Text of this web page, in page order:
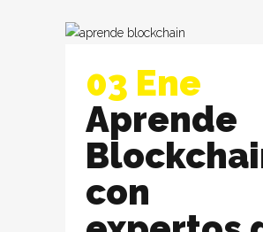
03 Ene
Aprende
con